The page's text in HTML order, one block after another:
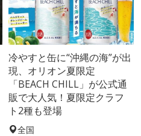
冷やすと缶に“沖縄の海”が出
現、オリオン夏限定
「BEACH CHILL」が公式通
販で大人気！夏限定クラフ
ト2種も登場
全国